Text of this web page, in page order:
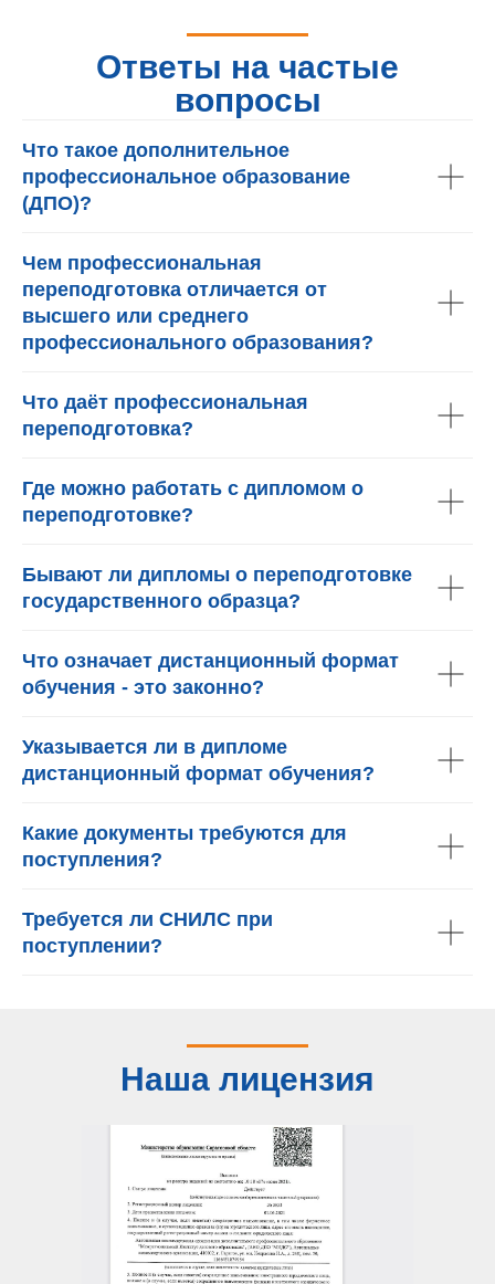
Ответы на частые
вопросы
Что такое дополнительное
профессиональное образование
(ДПО)?
Чем профессиональная
переподготовка отличается от
высшего или среднего
профессионального образования?
Что даёт профессиональная
переподготовка?
Где можно работать с дипломом о
переподготовке?
Бывают ли дипломы о переподготовке
государственного образца?
Что означает дистанционный формат
обучения - это законно?
Указывается ли в дипломе
дистанционный формат обучения?
Какие документы требуются для
поступления?
Требуется ли СНИЛС при
поступлении?
Наша лицензия